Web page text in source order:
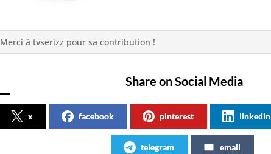
Merci à tvserizz pour sa contribution !
Share on Social Media
x facebook pinterest linkedin
telegram email